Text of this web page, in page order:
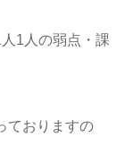
1人の弱点・課
ておりますの